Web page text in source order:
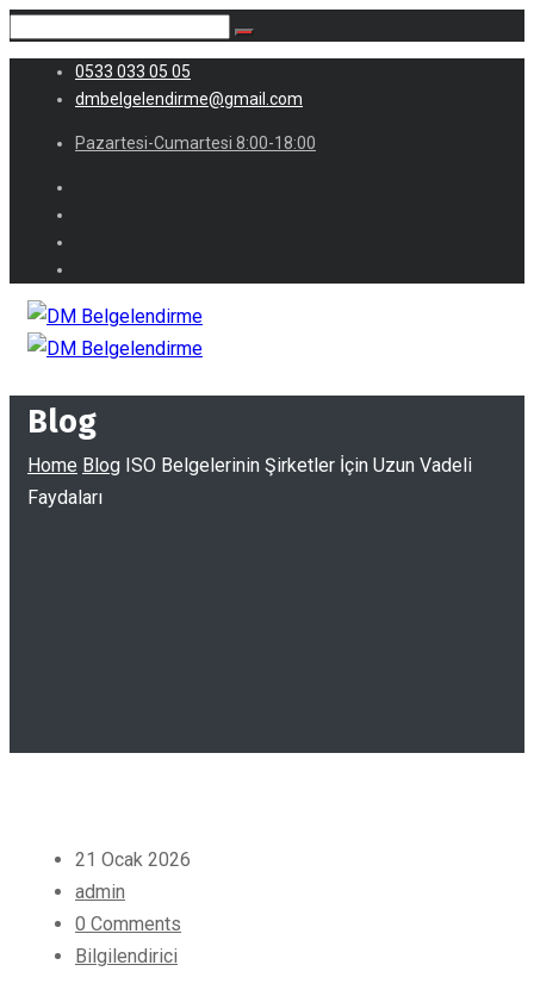
0533 033 05 05
dmbelgelendirme@gmail.com
Pazartesi-Cumartesi 8:00-18:00
Blog
Home Blog ISO Belgelerinin Şirketler İçin Uzun Vadeli
Faydaları
21 Ocak 2026
admin
0 Comments
Bilgilendirici